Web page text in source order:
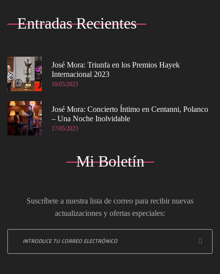
Entradas Recientes
José Mora: Triunfa en los Premios Hayek
Internacional 2023
18/05/2023
José Mora: Concierto Íntimo en Centanni, Polanco
– Una Noche Inolvidable
17/05/2023
Mi Boletín
Suscríbete a nuestra lista de correo para recibir nuevas
actualizaciones y ofertas especiales: